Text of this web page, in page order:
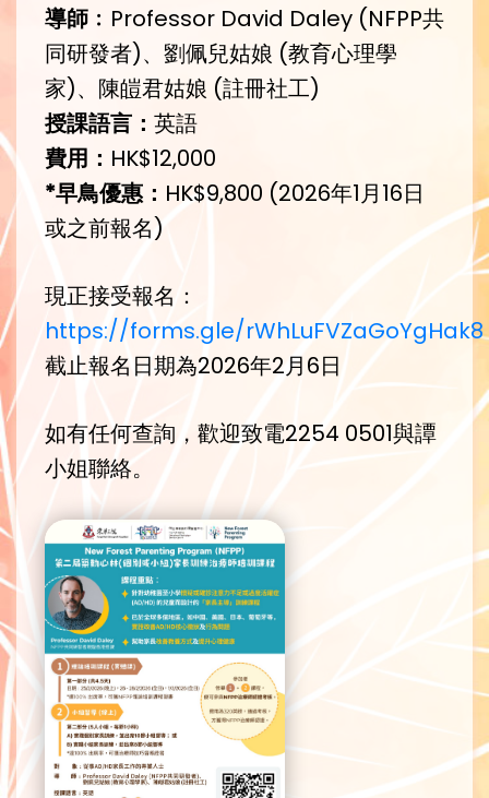
導師﹕ Professor David Daley (NFPP共
同研發者)、劉佩兒姑娘 (教育心理學
家)、陳皚君姑娘 (註冊社工)
授課語言： 英語
費用： HK$12,000
*早鳥優惠： HK$9,800 (2026年1月16日
或之前報名)
現正接受報名：
https://forms.gle/rWhLuFVZaGoYgHak8
截止報名日期為2026年2月6日
如有任何查詢，歡迎致電2254 0501與譚
小姐聯絡。